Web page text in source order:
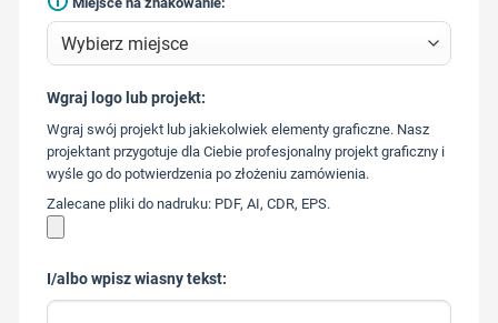
573 568
217
Wgraj logo lub projekt:
Wgraj swój projekt lub jakiekolwiek elementy graficzne. Nasz
projektant przygotuje dla Ciebie profesjonalny projekt graficzny i
wyśle go do potwierdzenia po złożeniu zamówienia.
Zalecane pliki do nadruku: PDF, AI, CDR, EPS.
I/albo wpisz wiasny tekst: